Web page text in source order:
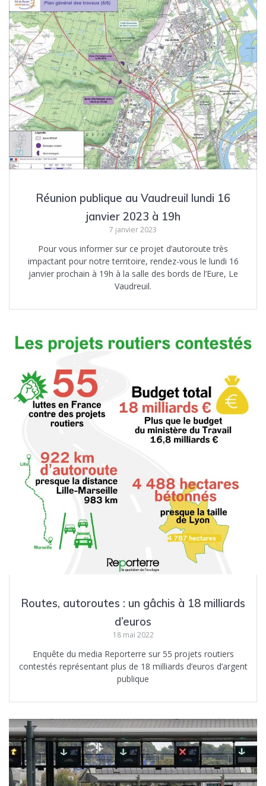
Réunion publique au Vaudreuil lundi 16
janvier 2023 à 19h
7 janvier 2023
Pour vous informer sur ce projet d’autoroute très
impactant pour notre territoire, rendez-vous le lundi 16
janvier prochain à 19h à la salle des bords de l’Eure, Le
Vaudreuil.
Routes, autoroutes : un gâchis à 18 milliards
d’euros
18 mai 2022
Enquête du media Reporterre sur 55 projets routiers
contestés représentant plus de 18 milliards d’euros d’argent
publique